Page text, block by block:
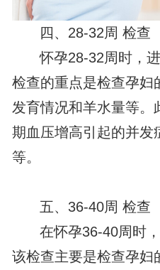
四、28-32周 检查
怀孕28-32周时，
检查的重点是检查孕妇
发育情况和羊水量等。
期血压增高引起的并发
等。
五、36-40周 检查
在怀孕36-40周时
该检查主要是检查孕妇